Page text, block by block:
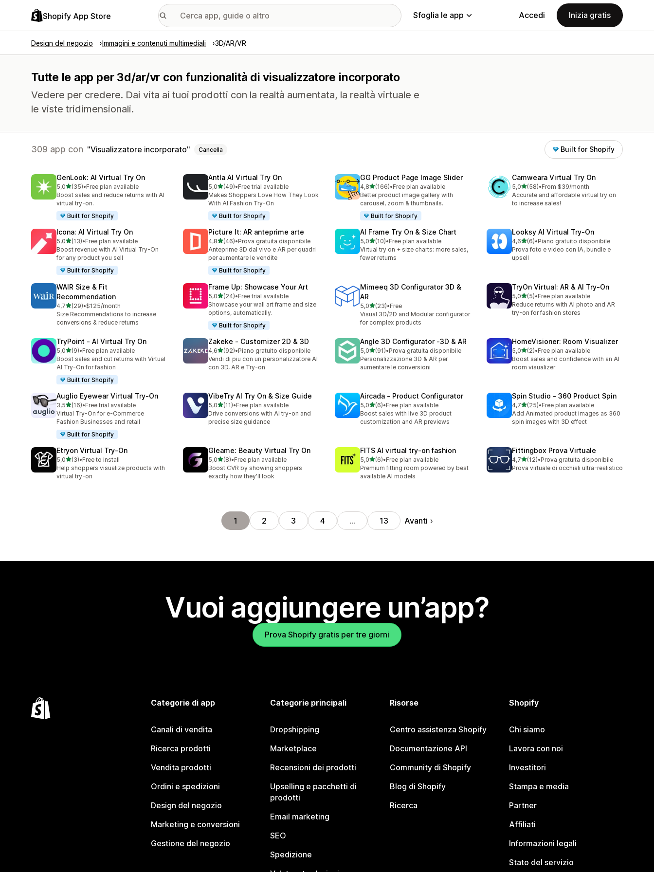
Shopify App Store Sfoglia le app Accedi Inizia gratis
Design del negozio Immagini e contenuti multimediali 3D/AR/VR
Tutte le app per 3d/ar/vr con funzionalità di visualizzatore incorporato
Vedere per credere. Dai vita ai tuoi prodotti con la realtà aumentata, la realtà virtuale e
le viste tridimensionali.
309 app con Visualizzatore incorporato Cancella Built for Shopify
GenLook: AI Virtual Try On
5,0stelle su 5
(35)
35 recensioni totali
•Free plan available
Boost sales and reduce returns with AI
virtual try-on.
Built for Shopify
Antla AI Virtual Try On
5,0stelle su 5
(49)
49 recensioni totali
•Free trial available
Makes Shoppers Love How They Look
With AI Fashion Try-On
Built for Shopify
GG Product Page Image Slider
4,8stelle su 5
(166)
166 recensioni totali
•Free plan available
Better product image gallery with
carousel, zoom & thumbnails.
Built for Shopify
Camweara Virtual Try On
5,0stelle su 5
(58)
58 recensioni totali
•From $39/month
Accurate and affordable virtual try on
to increase sales!
Icona: AI Virtual Try On
5,0stelle su 5
(13)
13 recensioni totali
•Free plan available
Boost revenue with AI Virtual Try-On
for any product you sell
Built for Shopify
Picture It: AR anteprime arte
4,8stelle su 5
(46)
46 recensioni totali
•Prova gratuita disponibile
Anteprime 3D dal vivo e AR per quadri
per aumentare le vendite
Built for Shopify
AI Frame Try On & Size Chart
5,0stelle su 5
(10)
10 recensioni totali
•Free plan available
Virtual try on + size charts: more sales,
fewer returns
Looksy AI Virtual Try‑On
4,6stelle su 5
(6)
6 recensioni totali
•Piano gratuito disponibile
Prova foto e video con IA, bundle e
upsell
WAIR Size & Fit
Recommendation
4,7stelle su 5
(29)
29 recensioni totali
•$125/month
Size Recommendations to increase
conversions & reduce returns
Frame Up: Showcase Your Art
5,0stelle su 5
(24)
24 recensioni totali
•Free trial available
Showcase your wall art frame and size
options, automatically.
Built for Shopify
Mimeeq 3D Configurator 3D &
AR
5,0stelle su 5
(23)
23 recensioni totali
•Free
Visual 3D/2D and Modular configurator
for complex products
TryOn Virtual: AR & AI Try‑On
5,0stelle su 5
(5)
5 recensioni totali
•Free plan available
Reduce returns with AI photo and AR
try-on for fashion stores
TryPoint ‑ AI Virtual Try On
5,0stelle su 5
(9)
9 recensioni totali
•Free plan available
Boost sales and cut returns with Virtual
AI Try-On for fashion
Built for Shopify
Zakeke ‑ Customizer 2D & 3D
4,6stelle su 5
(92)
92 recensioni totali
•Piano gratuito disponibile
Vendi di piu con un personalizzatore AI
con 3D, AR e Try-on
Angle 3D Configurator ‑3D & AR
5,0stelle su 5
(91)
91 recensioni totali
•Prova gratuita disponibile
Personalizzazione 3D & AR per
aumentare le conversioni
HomeVisioner: Room Visualizer
5,0stelle su 5
(2)
2 recensioni totali
•Free plan available
Boost sales and confidence with an AI
room visualizer
Auglio Eyewear Virtual Try‑On
3,5stelle su 5
(16)
16 recensioni totali
•Free trial available
Virtual Try-On for e-Commerce
Fashion Businesses and retail
Built for Shopify
VibeTry AI Try On & Size Guide
5,0stelle su 5
(11)
11 recensioni totali
•Free plan available
Drive conversions with AI try-on and
precise size guidance
Aircada ‑ Product Configurator
5,0stelle su 5
(6)
6 recensioni totali
•Free plan available
Boost sales with live 3D product
customization and AR previews
Spin Studio ‑ 360 Product Spin
4,7stelle su 5
(25)
25 recensioni totali
•Free plan available
Add Animated product images as 360
spin images with 3D effect
Etryon Virtual Try‑On
5,0stelle su 5
(3)
3 recensioni totali
•Free to install
Help shoppers visualize products with
virtual try-on
Gleame: Beauty Virtual Try On
5,0stelle su 5
(8)
8 recensioni totali
•Free plan available
Boost CVR by showing shoppers
exactly how they'll look
FITS AI virtual try‑on fashion
5,0stelle su 5
(6)
6 recensioni totali
•Free plan available
Premium fitting room powered by best
available AI models
Fittingbox Prova Virtuale
4,7stelle su 5
(12)
12 recensioni totali
•Prova gratuita disponibile
Prova virtuale di occhiali ultra-realistico
1 2 3 4 … 13 Avanti
Vuoi aggiungere un’app?
Prova Shopify gratis per tre giorni
Categorie di app
Canali di vendita
Ricerca prodotti
Vendita prodotti
Ordini e spedizioni
Design del negozio
Marketing e conversioni
Gestione del negozio
Categorie principali
Dropshipping
Marketplace
Recensioni dei prodotti
Upselling e pacchetti di
prodotti
Email marketing
SEO
Spedizione
Risorse
Centro assistenza Shopify
Documentazione API
Community di Shopify
Blog di Shopify
Ricerca
Shopify
Chi siamo
Lavora con noi
Investitori
Stampa e media
Partner
Affiliati
Informazioni legali
Stato del servizio